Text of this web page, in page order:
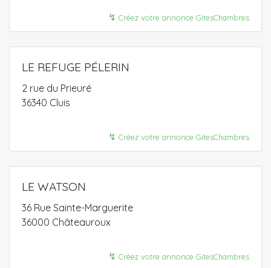
↯ Créez votre annonce GitesChambres
LE REFUGE PÉLERIN
2 rue du Prieuré
36340 Cluis
↯ Créez votre annonce GitesChambres
LE WATSON
36 Rue Sainte-Marguerite
36000 Châteauroux
↯ Créez votre annonce GitesChambres